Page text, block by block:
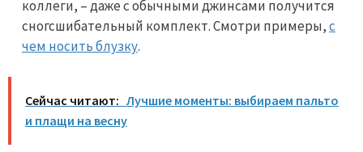
коллеги, – даже с обычными джинсами получится
сногсшибательный комплект. Смотри примеры,с
чем носить блузку.
Сейчас читают: Лучшие моменты: выбираем пальто
и плащи на весну